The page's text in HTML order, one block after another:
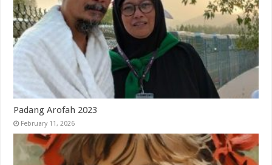
Padang Arofah 2023
February 11, 2026